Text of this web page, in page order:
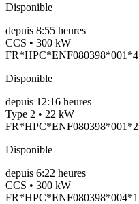
Disponible
depuis 8:55 heures
CCS • 300 kW
FR*HPC*ENF080398*001*4
Disponible
depuis 12:16 heures
Type 2 • 22 kW
FR*HPC*ENF080398*001*2
Disponible
depuis 6:22 heures
CCS • 300 kW
FR*HPC*ENF080398*004*1